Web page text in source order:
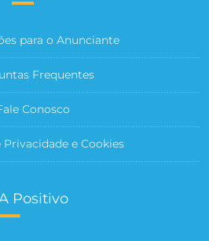
para o Anunciante
Frequentes
Conosco
e Cookies
Positivo